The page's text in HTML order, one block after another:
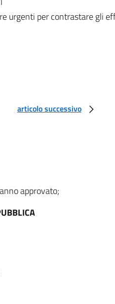
urgenti per contrastare gli
articolo successivo
approvato;